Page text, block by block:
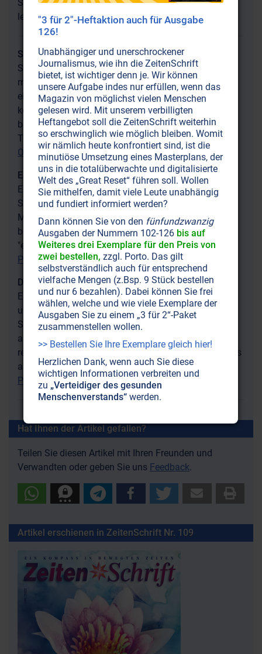
Sie in unserer
-Druckausgabe Nr. 109
lesen.
Schwerhörigkeit lindern
Schwerhörigkeit ist keine Alterserscheinung, mit der
man sich abfinden muss. Und Ohrensausen muss
einen nicht für den Rest des Lebens begleiten. Wir
können beides lindern und uns vielleicht sogar davon
befreien, wenn wir die damit verbundenen seelischen
Traumata auflösen:Schwerhörigkeit: Wenn sich das
Ohr verbarrikadiert
Emotional Freedom Techniques
Eine auf Akupressur basierende
Selbstheilungsmethode kann Sie innerhalb von
Minuten von psychischen und physischen Störungen
befreien. EFT hält, was es verspricht: Nämlich völlige
"emotionale Freiheit"!Klopfen – und die
Psychotherapie ist k.o.!
Der Placebo-Effekt
Eine Wissenschaftlerin beweist: Es gibt keine
unheilbaren Krankheiten! Das Phänomen der
Spontanheilung tritt wesentlich häufiger auf, als
allgemein bekannt ist. Werfen Sie einen Blick auf ein
revolutionäres neues Gesundheitsverständnis, das uns
auch den Weg in eine pandemiefreie Welt weist:
Placebo-Effekt: Selbstheilung gefällig?
Hat Ihnen der Artikel gefallen?
Teilen Sie diesen Artikel mit Ihren Freunden und
Verwandten oder geben Sie uns Feedback.
Artikel erschienen in ZeitenSchrift Nr. 109
"3 für 2"-Heftaktion auch für Ausgabe
126!
Unabhängiger und unerschrockener
Journalismus, wie ihn die ZeitenSchrift
bietet, ist wichtiger denn je. Wir können
unsere Aufgabe indes nur erfüllen, wenn das
Magazin von möglichst vielen Menschen
gelesen wird. Mit unserem verbilligten
Heftangebot soll die ZeitenSchrift weiterhin
so erschwinglich wie möglich bleiben. Womit
wir nämlich heute konfrontiert sind, ist die
minutiöse Umsetzung eines Masterplans, der
uns in die totalüberwachte und digitalisierte
Welt des „Great Reset“ führen soll. Wollen
Sie mithelfen, damit viele Leute unabhängig
und fundiert informiert werden?
Dann können Sie von den fünfundzwanzig
Ausgaben der Nummern 102-126 bis auf
Weiteres drei Exemplare für den Preis von
zwei bestellen, zzgl. Porto. Das gilt
selbstverständlich auch für entsprechend
vielfache Mengen (z.Bsp. 9 Stück bestellen
und nur 6 bezahlen). Dabei können Sie frei
wählen, welche und wie viele Exemplare der
Ausgaben Sie zu einem „3 für 2“-Paket
zusammenstellen wollen.
>> Bestellen Sie Ihre Exemplare gleich hier!
Herzlichen Dank, wenn auch Sie diese
wichtigen Informationen verbreiten und
zu „Verteidiger des gesunden
Menschenverstands“ werden.